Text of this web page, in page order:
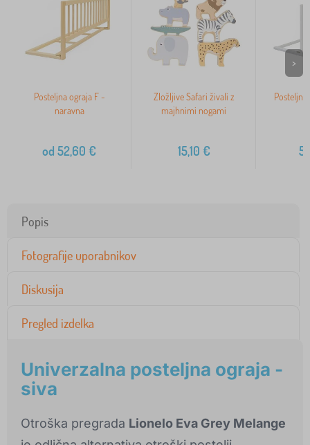
Posteljna ograja F -
naravna
od 52,60 €
Zložljive Safari živali z
majhnimi nogami
15,10 €
>
Popis
Fotografije uporabnikov
Diskusija
Pregled izdelka
Univerzalna posteljna ograja -
siva
Otroška pregrada Lionelo Eva Grey Melange